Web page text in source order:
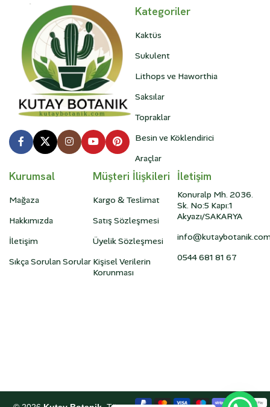
Kategoriler
Kaktüs
Sukulent
Lithops ve Haworthia
Saksılar
Topraklar
Besin ve Köklendirici
Araçlar
Kurumsal
Mağaza
Hakkımızda
İletişim
Sıkça Sorulan Sorular
Müşteri İlişkileri
Kargo & Teslimat
Satış Sözleşmesi
Üyelik Sözleşmesi
Kişisel Verilerin
Korunması
İletişim
Konuralp Mh. 2036.
Sk. No:5 Kapı:1
Akyazı/SAKARYA
0544 681 81 67